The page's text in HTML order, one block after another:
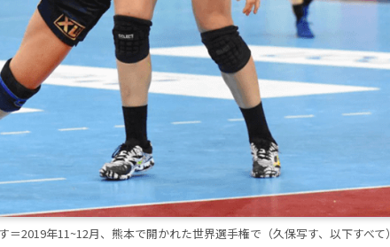
2019年11~12月、熊本で開かれた世界選手権で（久保写す、以下すべて）